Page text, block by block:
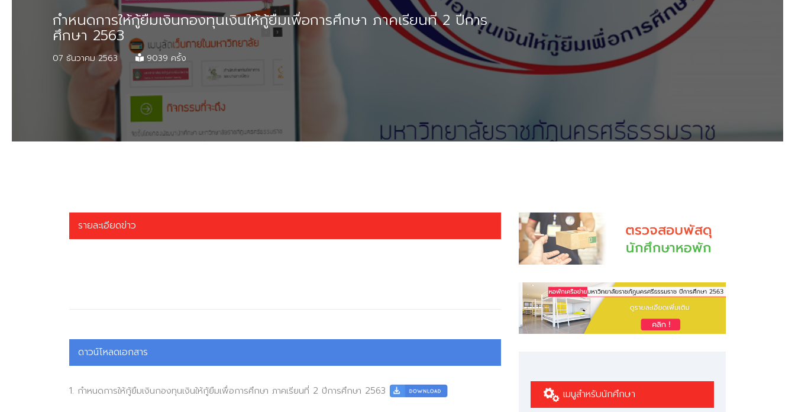
กำหนดการให้กู้ยืมเงินกองทุนเงินให้กู้ยืมเพื่อการศึกษา ภาคเรียนที่ 2 ปีการ
ศึกษา 2563
07 ธันวาคม 2563 9039 ครั้ง
รายละเอียดข่าว
ดาวน์โหลดเอกสาร
1. กำหนดการให้กู้ยืมเงินกองทุนเงินให้กู้ยืมเพื่อการศึกษา ภาคเรียนที่ 2 ปีการศึกษา 2563 เมนูสำหรับนักศึกษา